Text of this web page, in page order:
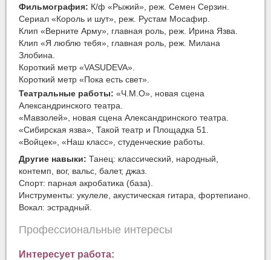
Фильмография: К/ф «Рыжий», реж. Семен Серзин.
Сериал «Король и шут», реж. Рустам Мосафир.
Клип «Верните Арму», главная роль, реж. Ирина Язва.
Клип «Я люблю тебя», главная роль, реж. Милана
Злобина.
Короткий метр «VASUDEVA».
Короткий метр «Пока есть свет».
Театральные работы: «Ч.М.О», новая сцена
Александринского театра.
«Мавзолей», новая сцена Александринского театра.
«Сибирская язва», Такой театр и Площадка 51.
«Войцек», «Наш класс», студенческие работы.
Другие навыки: Танец: классический, народный,
контемп, вог, вальс, балет, джаз.
Спорт: парная акробатика (база).
Инструменты: укулеле, акустическая гитара, фортепиано.
Вокал: эстрадный.
Профессиональные интересы
Интересует работа: